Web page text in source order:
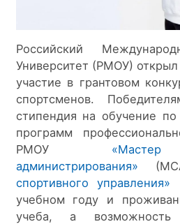
Российский
Университет (РМОУ)
участие в грантовом
спортсменов.
стипендия на обучение
программ
РМОУ
администрирования»
спортивного управления»
учебном году и
учеба, а возможность